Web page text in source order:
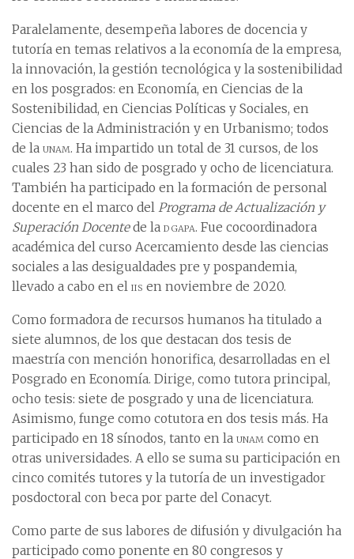
Paralelamente, desempeña labores de docencia y
tutoría en temas relativos a la economía de la empresa,
la innovación, la gestión tecnológica y la sostenibilidad
en los posgrados: en Economía, en Ciencias de la
Sostenibilidad, en Ciencias Políticas y Sociales, en
Ciencias de la Administración y en Urbanismo; todos
de la unam. Ha impartido un total de 31 cursos, de los
cuales 23 han sido de posgrado y ocho de licenciatura.
También ha participado en la formación de personal
docente en el marco del Programa de Actualización y
Superación Docentede la dgapa. Fue cocoordinadora
académica del curso Acercamiento desde las ciencias
sociales a las desigualdades pre y pospandemia,
llevado a cabo en el iis en noviembre de 2020.
Como formadora de recursos humanos ha titulado a
siete alumnos, de los que destacan dos tesis de
maestría con mención honorifica, desarrolladas en el
Posgrado en Economía. Dirige, como tutora principal,
ocho tesis: siete de posgrado y una de licenciatura.
Asimismo, funge como cotutora en dos tesis más. Ha
participado en 18 sínodos, tanto en la unam como en
otras universidades. A ello se suma su participación en
cinco comités tutores y la tutoría de un investigador
posdoctoral con beca por parte del Conacyt.
Como parte de sus labores de difusión y divulgación ha
participado como ponente en 80 congresos y